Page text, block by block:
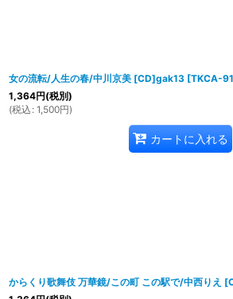
女の流転/人生の春/中川京美 [CD]gak13 [TKCA-
1,364円(税別)
(税込 : 1,500円)
カートに入れる
からくり歌舞伎 万華鏡/この町 この駅で/中西りえ